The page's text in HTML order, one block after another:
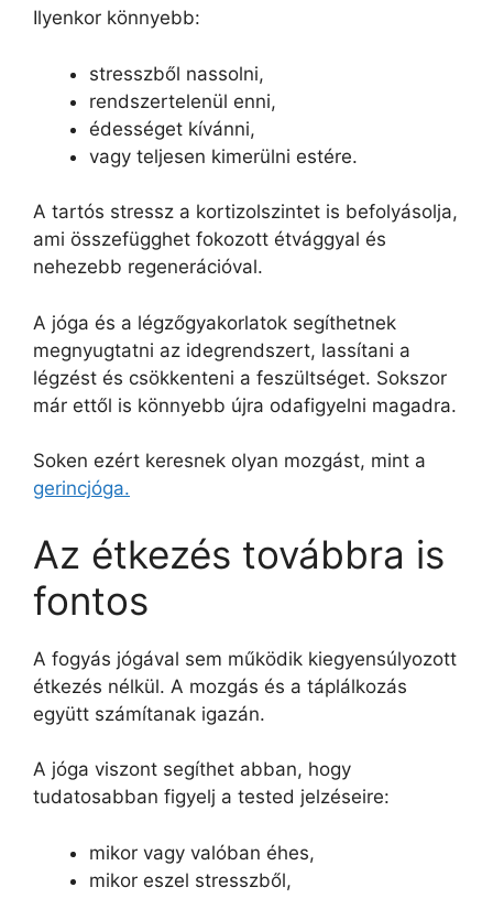
Ilyenkor könnyebb:
stresszből nassolni,
rendszertelenül enni,
édességet kívánni,
vagy teljesen kimerülni estére.
A tartós stressz a kortizolszintet is befolyásolja,
ami összefügghet fokozott étvággyal és
nehezebb regenerációval.
A jóga és a légzőgyakorlatok segíthetnek
megnyugtatni az idegrendszert, lassítani a
légzést és csökkenteni a feszültséget. Sokszor
már ettől is könnyebb újra odafigyelni magadra.
Soken ezért keresnek olyan mozgást, mint a
gerincjóga.
Az étkezés továbbra is
fontos
A fogyás jógával sem működik kiegyensúlyozott
étkezés nélkül. A mozgás és a táplálkozás
együtt számítanak igazán.
A jóga viszont segíthet abban, hogy
tudatosabban figyelj a tested jelzéseire:
mikor vagy valóban éhes,
mikor eszel stresszből,